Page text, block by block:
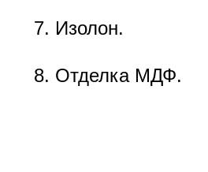
Изолон.
Отделка МДФ.